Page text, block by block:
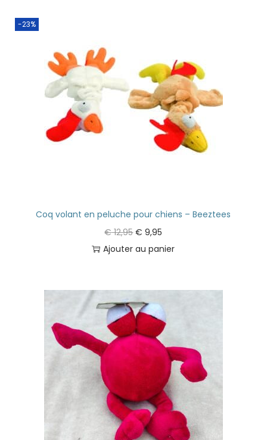
-23%
Coq volant en peluche pour chiens – Beeztees
€12,95 € 9,95
Ajouter au panier